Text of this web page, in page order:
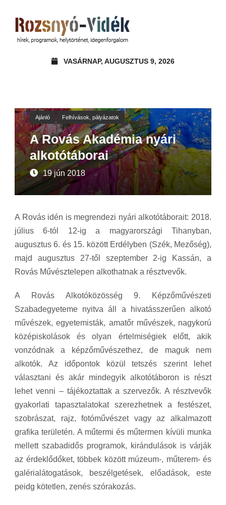
VASÁRNAP, AUGUSZTUS 9, 2026
Ajánló Felhívások, pályázatok
A Rovás Akadémia nyári
alkotótáborai
19 jún 2018
A Rovás idén is megrendezi nyári alkotótáborait: 2018.
július 6-tól 12-ig a magyarországi Tihanyban,
augusztus 6. és 15. között Erdélyben (Szék, Mezőség),
majd augusztus 27-től szeptember 2-ig Kassán, a
Rovás Művésztelepen alkothatnak a résztvevők.
A Rovás Alkotóközösség 9. Képzőművészeti
Szabadegyeteme nyitva áll a hivatásszerűen alkotó
művészek, egyetemisták, amatőr művészek, nagykorú
középiskolások és olyan értelmiségiek előtt, akik
vonzódnak a képzőművészethez, de maguk nem
alkotók. Az időpontok közül tetszés szerint lehet
választani és akár mindegyik alkotótáboron is részt
lehet venni – tájékoztattak a szervezők. A résztvevők
gyakorlati tapasztalatokat szerezhetnek a festészet,
szobrászat, rajz, fotóművészet vagy az alkalmazott
grafika területén. A műtermi és műtermen kívüli munka
mellett szabadidős programok, kirándulások is várják
az érdeklődőket, többek között múzeum-, műterem- és
galérialátogatások, beszélgetések, előadások, este
peidg kötetlen, zenés szórakozás.